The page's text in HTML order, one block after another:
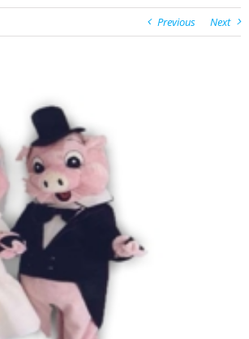
Previous Next